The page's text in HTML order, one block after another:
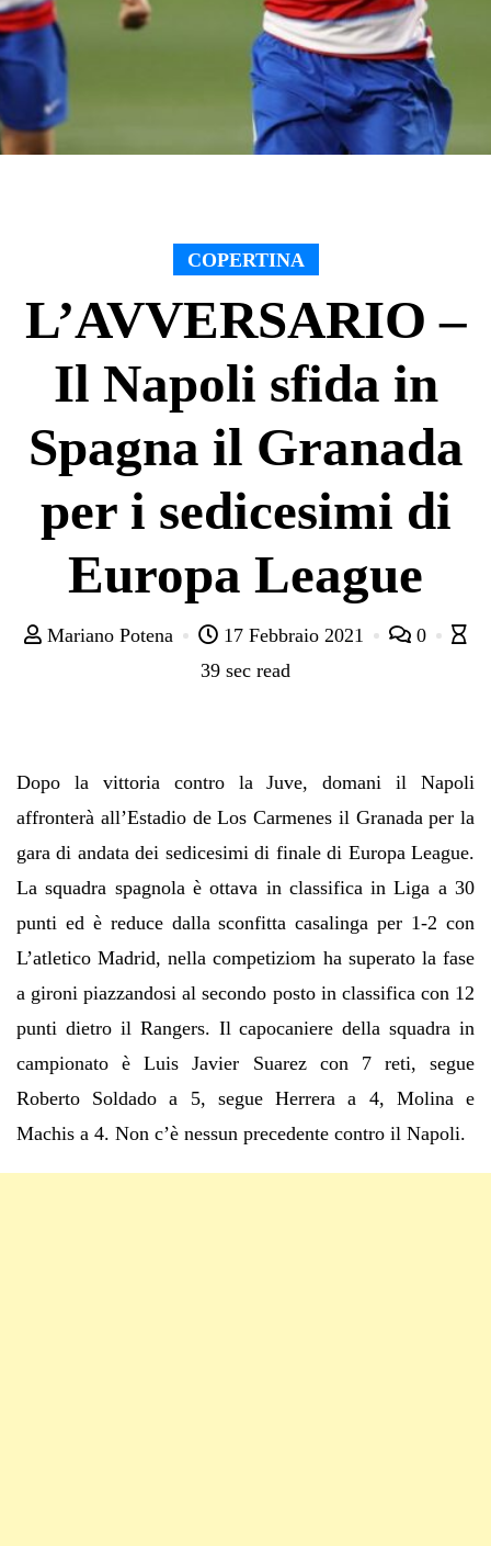
COPERTINA
L’AVVERSARIO –
Il Napoli sfida in
Spagna il Granada
per i sedicesimi di
Europa League
Mariano Potena 17 Febbraio 2021
0
39 sec read
Dopo la vittoria contro la Juve, domani il Napoli
affronterà all’Estadio de Los Carmenes il Granada per la
gara di andata dei sedicesimi di finale di Europa League.
La squadra spagnola è ottava in classifica in Liga a 30
punti ed è reduce dalla sconfitta casalinga per 1-2 con
L’atletico Madrid, nella competiziom ha superato la fase
a gironi piazzandosi al secondo posto in classifica con 12
punti dietro il Rangers. Il capocaniere della squadra in
campionato è Luis Javier Suarez con 7 reti, segue
Roberto Soldado a 5, segue Herrera a 4, Molina e
Machis a 4. Non c’è nessun precedente contro il Napoli.